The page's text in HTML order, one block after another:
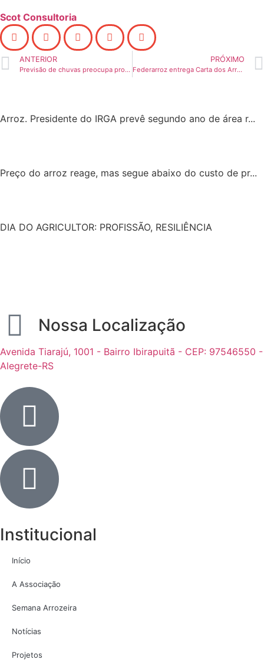
Scot Consultoria
ANTERIOR
Previsão de chuvas preocupa produtores de arroz no Rio Grande do Sul
PRÓXIMO
Federarroz entrega Carta dos Arrozeiros para Tarso Genro
Arroz. Presidente do IRGA prevê segundo ano de área r...
Preço do arroz reage, mas segue abaixo do custo de pr...
DIA DO AGRICULTOR: PROFISSÃO, RESILIÊNCIA
Nossa Localização
Avenida Tiarajú, 1001 - Bairro Ibirapuitã - CEP: 97546550 -
Alegrete-RS
Institucional
Início
A Associação
Semana Arrozeira
Notícias
Projetos